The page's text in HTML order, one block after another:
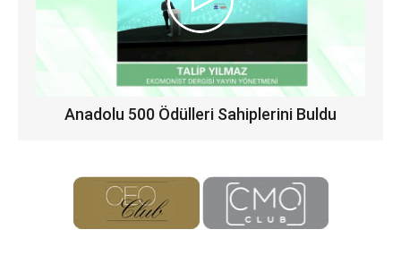
Anadolu 500 Ödülleri Sahiplerini Buldu